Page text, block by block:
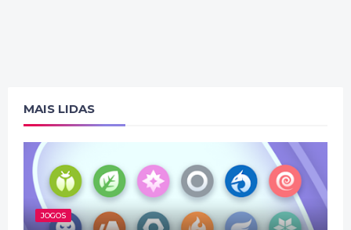
MAIS LIDAS
JOGOS